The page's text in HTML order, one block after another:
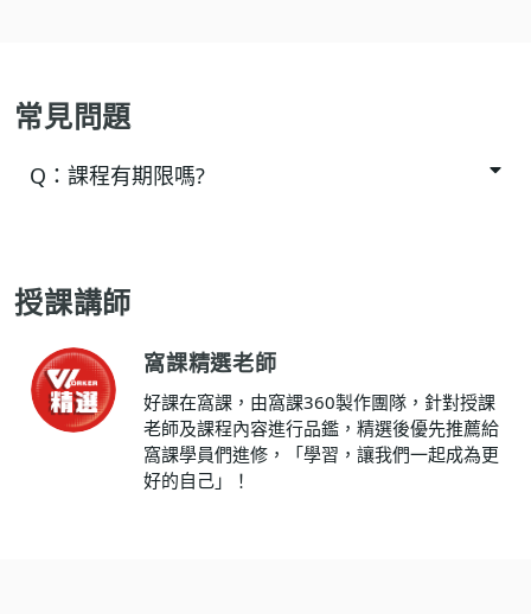
常見問題
Q： 課程有期限嗎?
授課講師
窩課精選老師
好課在窩課，由窩課360製作團隊，針對授課
老師及課程內容進行品鑑，精選後優先推薦給
窩課學員們進修，「學習，讓我們一起成為更
好的自己」！